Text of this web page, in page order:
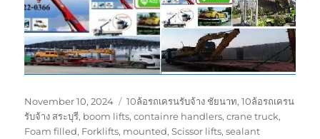
Posted
on
November 10, 2024 Tags
10ล้อรถเครนรับจ้าง ชัยนาท,10ล้อรถเครน
รับจ้าง สระบุรี, boom lifts,containre handlers,crane truck,
Foam filled, Forklifts, mounted,Scissor lifts,sealant